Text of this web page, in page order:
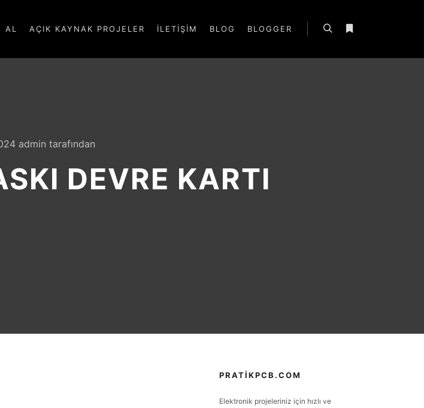
AL AÇIK KAYNAK PROJELER İLETIŞIM BLOG BLOGGER
admin tarafından
DEVRE KARTI
PRATIKPCB.COM
Elektronik projeleriniz için hızlı ve